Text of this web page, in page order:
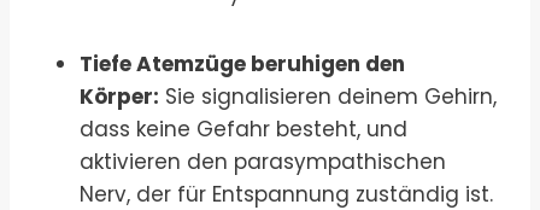
Tiefe Atemzüge beruhigen den
Körper: Sie signalisieren deinem Gehirn,
dass keine Gefahr besteht, und
aktivieren den parasympathischen
Nerv, der für Entspannung zuständig ist.